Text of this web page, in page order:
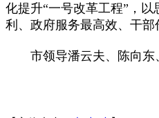
化提升“一号改革工程”，
利、政府服务最高效、干
市领导潘云夫、陈向东、